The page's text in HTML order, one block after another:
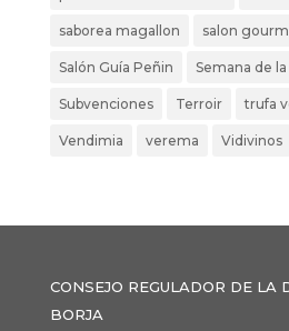
saborea magallon salon
Salón Guía Peñin Semana de
Subvenciones Terroir trufa
Vendimia verema Vidivinos
CONSEJO REGULADOR DE LA
BORJA